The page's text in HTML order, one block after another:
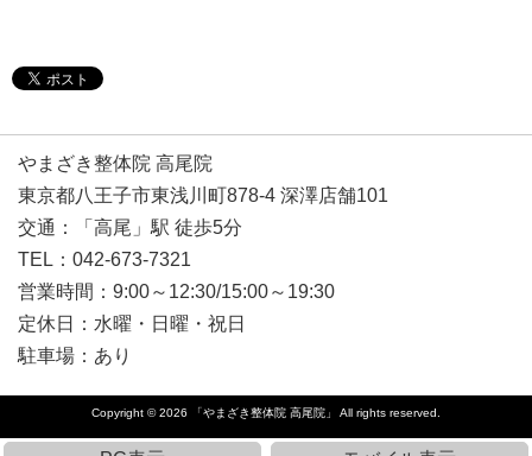
やまざき整体院 高尾院
東京都八王子市東浅川町878-4 深澤店舗101
交通：「高尾」駅 徒歩5分
TEL：042-673-7321
営業時間：9:00～12:30/15:00～19:30
定休日：水曜・日曜・祝日
駐車場：あり
Copyright © 2026 「やまざき整体院 高尾院」 All rights reserved.